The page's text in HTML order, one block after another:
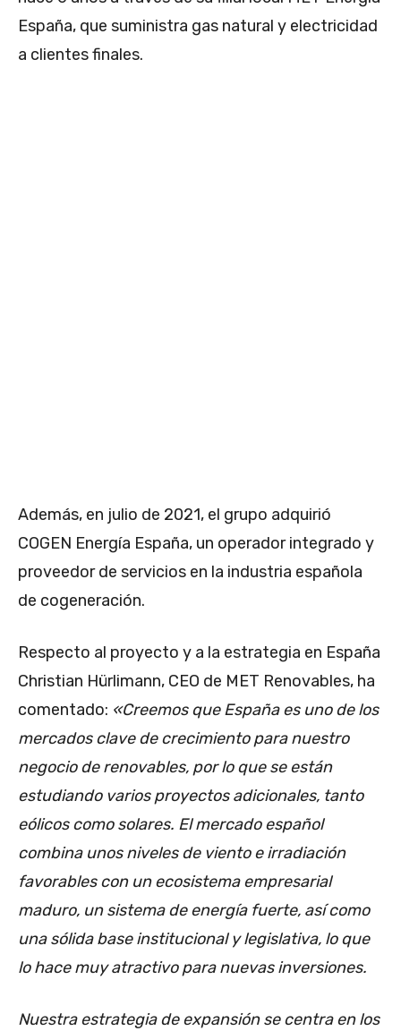
España, que suministra gas natural y electricidad
a clientes finales.
Además, en julio de 2021, el grupo adquirió
COGEN Energía España, un operador integrado y
proveedor de servicios en la industria española
de cogeneración.
Respecto al proyecto y a la estrategia en España
Christian Hürlimann, CEO de MET Renovables, ha
comentado: «Creemos que España es uno de los
mercados clave de crecimiento para nuestro
negocio de renovables, por lo que se están
estudiando varios proyectos adicionales, tanto
eólicos como solares. El mercado español
combina unos niveles de viento e irradiación
favorables con un ecosistema empresarial
maduro, un sistema de energía fuerte, así como
una sólida base institucional y legislativa, lo que
lo hace muy atractivo para nuevas inversiones.
Nuestra estrategia de expansión se centra en los